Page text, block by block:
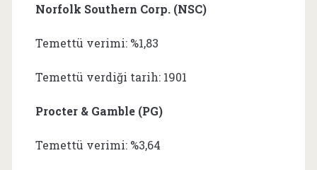
Norfolk Southern Corp. (NSC)
Temettü verimi: %1,83
Temettü verdiği tarih: 1901
Procter & Gamble (PG)
Temettü verimi: %3,64